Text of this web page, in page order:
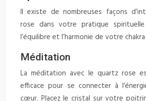
Il existe de nombreuses façons
rose dans votre pratique
l’équilibre et l’harmonie de votre
Méditation
La méditation avec le quartz rose
efficace pour se connecter à
cœur. Placez le cristal sur votre